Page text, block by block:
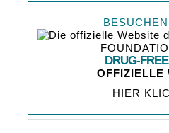
DRUG-
OFFIZIELLE
HIER